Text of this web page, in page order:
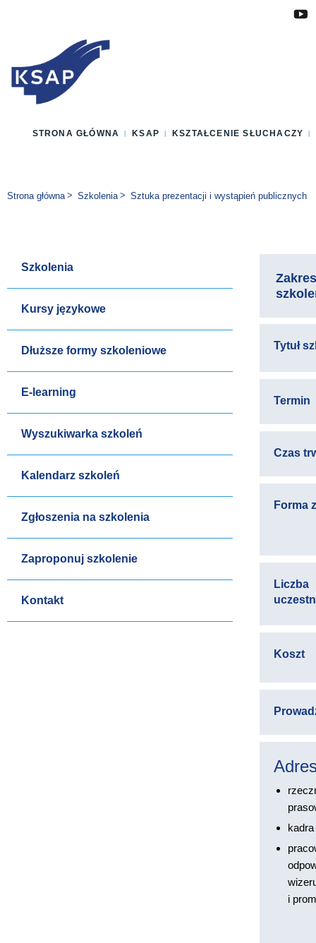
STRONA GŁÓWNA KSAP KSZTAŁCENIE SŁUCHACZY
Jesteś tutaj:
Strona główna Szkolenia Sztuka prezentacji i wystąpień publicznych
Szkolenia
Kursy językowe
Dłuższe formy szkoleniowe
E-learning
Wyszukiwarka szkoleń
Kalendarz szkoleń
Zgłoszenia na szkolenia
Zaproponuj szkolenie
Kontakt
Zakres
Tytuł
Termin
Czas
Forma
Liczba
Koszt
i